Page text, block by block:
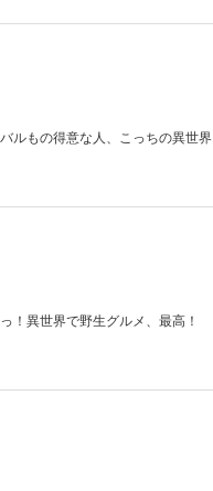
ルもの得意な人、こっちの異世界
！異世界で野生グルメ、最高！